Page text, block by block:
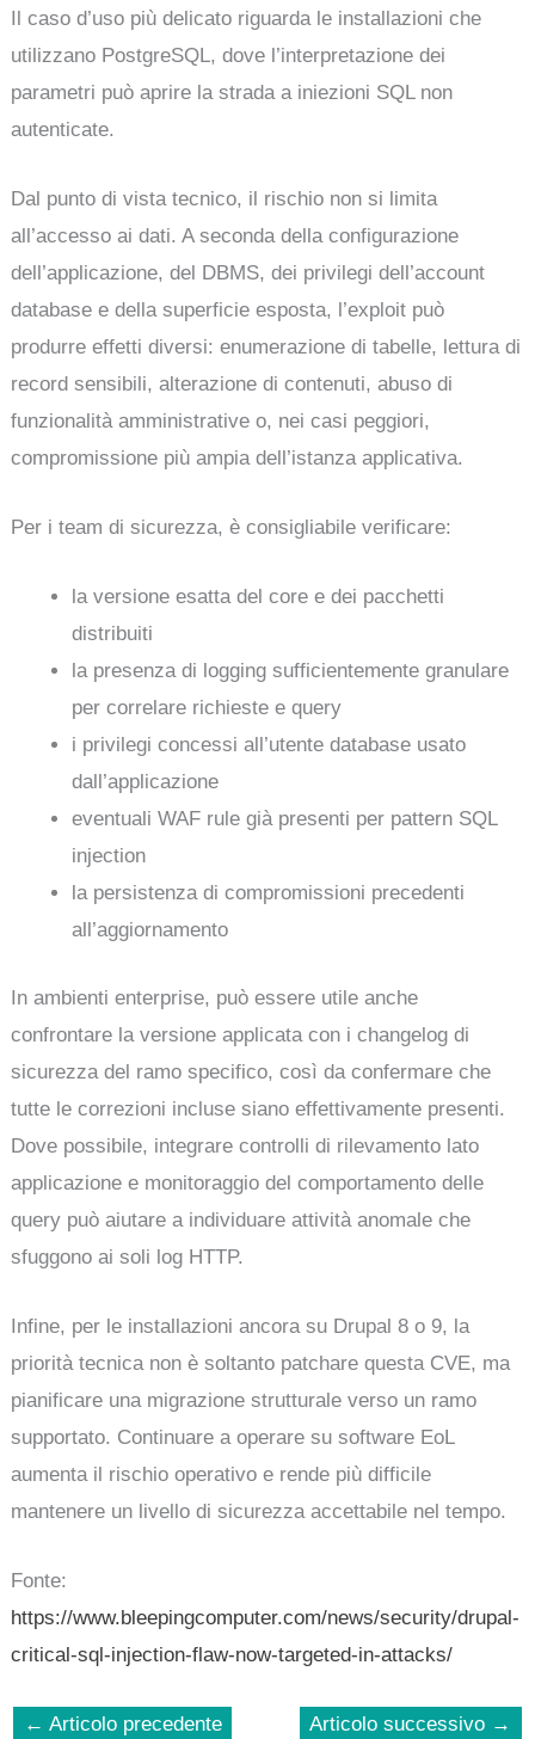
Il caso d’uso più delicato riguarda le installazioni che
utilizzano PostgreSQL, dove l’interpretazione dei
parametri può aprire la strada a iniezioni SQL non
autenticate.
Dal punto di vista tecnico, il rischio non si limita
all’accesso ai dati. A seconda della configurazione
dell’applicazione, del DBMS, dei privilegi dell’account
database e della superficie esposta, l’exploit può
produrre effetti diversi: enumerazione di tabelle, lettura di
record sensibili, alterazione di contenuti, abuso di
funzionalità amministrative o, nei casi peggiori,
compromissione più ampia dell’istanza applicativa.
Per i team di sicurezza, è consigliabile verificare:
la versione esatta del core e dei pacchetti
distribuiti
la presenza di logging sufficientemente granulare
per correlare richieste e query
i privilegi concessi all’utente database usato
dall’applicazione
eventuali WAF rule già presenti per pattern SQL
injection
la persistenza di compromissioni precedenti
all’aggiornamento
In ambienti enterprise, può essere utile anche
confrontare la versione applicata con i changelog di
sicurezza del ramo specifico, così da confermare che
tutte le correzioni incluse siano effettivamente presenti.
Dove possibile, integrare controlli di rilevamento lato
applicazione e monitoraggio del comportamento delle
query può aiutare a individuare attività anomale che
sfuggono ai soli log HTTP.
Infine, per le installazioni ancora su Drupal 8 o 9, la
priorità tecnica non è soltanto patchare questa CVE, ma
pianificare una migrazione strutturale verso un ramo
supportato. Continuare a operare su software EoL
aumenta il rischio operativo e rende più difficile
mantenere un livello di sicurezza accettabile nel tempo.
Fonte:
https://www.bleepingcomputer.com/news/security/drupal-
critical-sql-injection-flaw-now-targeted-in-attacks/
← Articolo precedente Articolo successivo →